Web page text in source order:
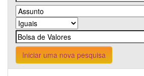
Iniciar uma nova pesquisa